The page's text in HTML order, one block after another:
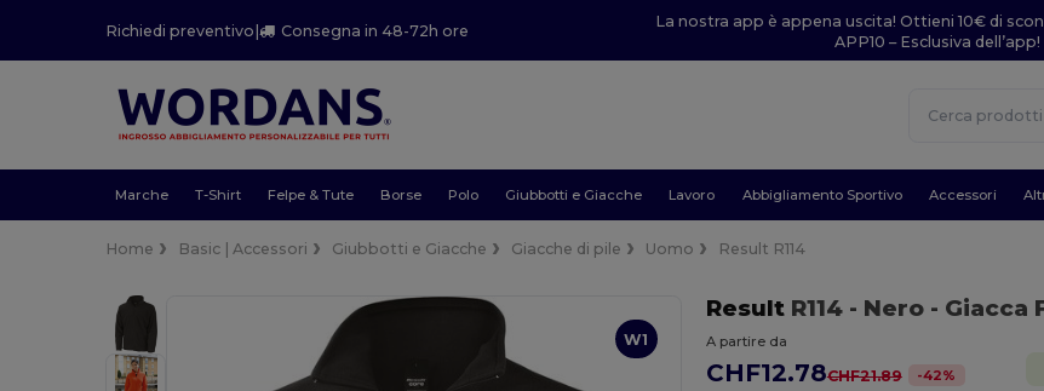
Richiedi preventivo| Consegna in 48-72h ore
La nostra app è appena uscita! Ottieni 10€ di
APP10 – Esclusiva dell’app!
Marche T-Shirt Felpe & Tute Borse Polo Giubbotti e Giacche Lavoro Abbigliamento Sportivo Accessori
Home Basic | Accessori Giubbotti e Giacche Giacche di pile Uomo Result R114
W1
ResultR114 - Nero- Giacca
A partire da
CHF12.78CHF21.89 -42%